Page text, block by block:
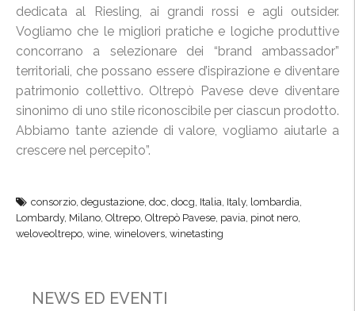
dedicata al Riesling, ai grandi rossi e agli outsider.
Vogliamo che le migliori pratiche e logiche produttive
concorrano a selezionare dei “brand ambassador”
territoriali, che possano essere d’ispirazione e diventare
patrimonio collettivo. Oltrepò Pavese deve diventare
sinonimo di uno stile riconoscibile per ciascun prodotto.
Abbiamo tante aziende di valore, vogliamo aiutarle a
crescere nel percepito”.
consorzio, degustazione, doc, docg, Italia, Italy, lombardia,
Lombardy, Milano, Oltrepo, Oltrepò Pavese, pavia, pinot nero,
weloveoltrepo, wine, winelovers, winetasting
NEWS ED EVENTI